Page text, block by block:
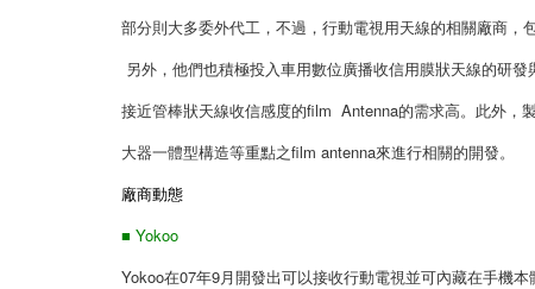
部分則大多委外代工，不過，行動電視用天線的相關廠商，
另外，他們也積極投入車用數位廣播收信用膜狀天線的研
接近管棒狀天線收信感度的film Antenna的需求高。此外，
大器一體型構造等重點之film antenna來進行相關的開發。
廠商動態
■ Yokoo
Yokoo在07年9月開發出可以接收行動電視並可內藏在手機